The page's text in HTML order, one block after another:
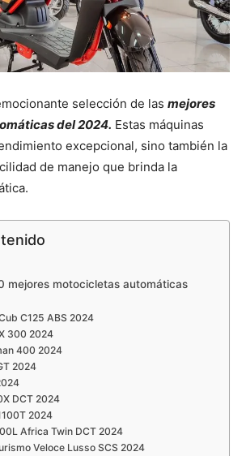
selección de las mejores
del 2024. Estas máquinas
excepcional, sino también la
de manejo que brinda la
mejores motocicletas automáticas
C125 ABS 2024
300 2024
400 2024
2024
DCT 2024
2024
Africa Twin DCT 2024
Veloce Lusso SCS 2024